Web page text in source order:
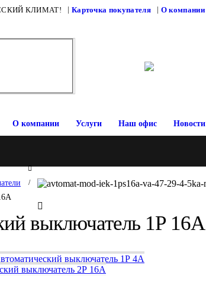
КЛИМАТ! | Карточка покупателя О компании
О компании Услуги Наш офис Новости
выключатель 1Р 16А
выключатель 1Р 4А
выключатель 2Р 16А